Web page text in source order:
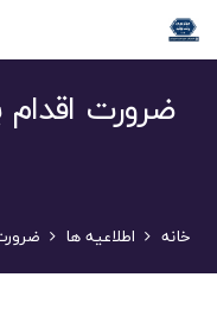
ضرورت اقدام
خانه اطلاعیه ها